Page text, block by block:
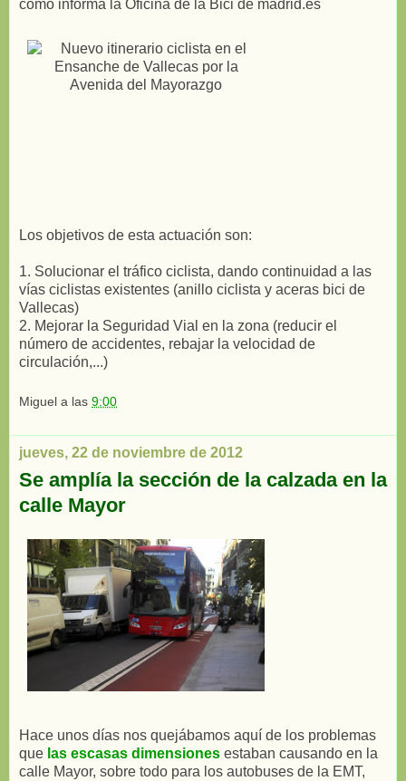
como informa la Oficina de la Bici de madrid.es
Los objetivos de esta actuación son:
1. Solucionar el tráfico ciclista, dando continuidad a las
vías ciclistas existentes (anillo ciclista y aceras bici de
Vallecas)
2. Mejorar la Seguridad Vial en la zona (reducir el
número de accidentes, rebajar la velocidad de
circulación,...)
Miguel a las 9:00
jueves, 22 de noviembre de 2012
Se amplía la sección de la calzada en la
calle Mayor
Hace unos días nos quejábamos aquí de los problemas
que las escasas dimensiones estaban causando en la
calle Mayor, sobre todo para los autobuses de la EMT,